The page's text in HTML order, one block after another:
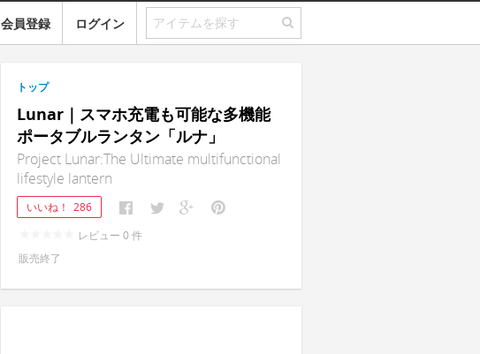
会員登録 ログイン
トップ
Lunar｜スマホ充電も可能な多機能
ポータブルランタン「ルナ」
Project Lunar:The Ultimate multifunctional
lifestyle lantern
いいね！ 286
レビュー 0 件
販売終了